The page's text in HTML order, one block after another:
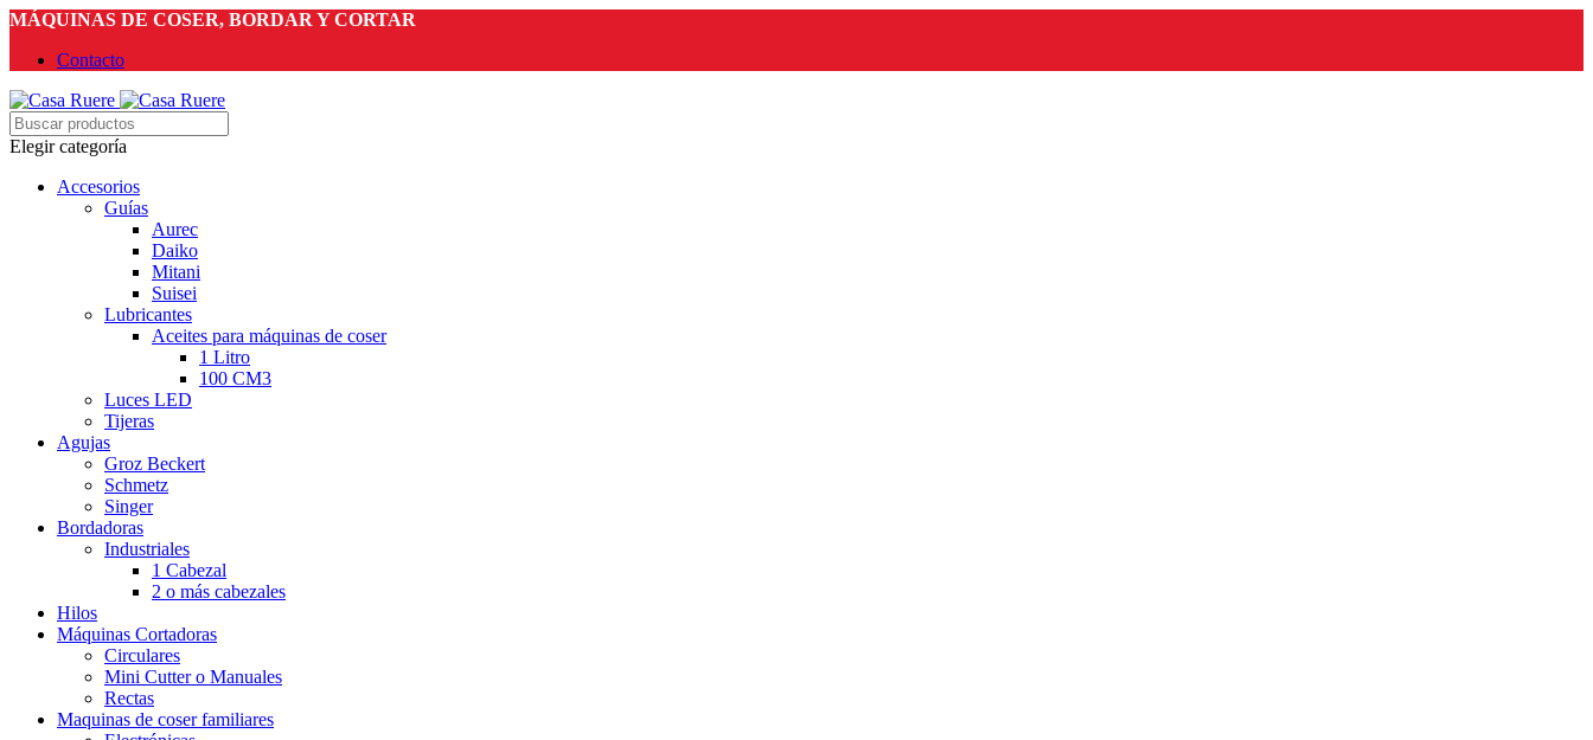
MÁQUINAS DE COSER, BORDAR Y CORTAR
Contacto
Elegir categoría
Accesorios
Guías
Aurec
Daiko
Mitani
Suisei
Lubricantes
Aceites para máquinas de coser
1 Litro
100 CM3
Luces LED
Tijeras
Agujas
Groz Beckert
Schmetz
Singer
Bordadoras
Industriales
1 Cabezal
2 o más cabezales
Hilos
Máquinas Cortadoras
Circulares
Mini Cutter o Manuales
Rectas
Maquinas de coser familiares